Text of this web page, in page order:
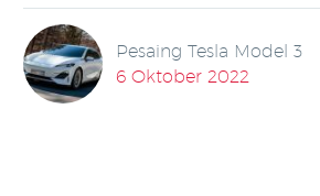
Pesaing Tesla Model 3
6 Oktober 2022